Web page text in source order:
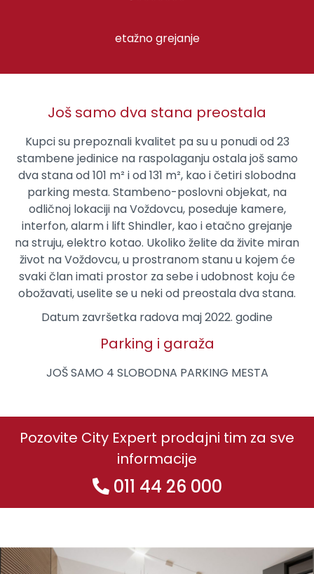
etažno grejanje
Još samo dva stana preostala
Kupci su prepoznali kvalitet pa su u ponudi od 23
stambene jedinice na raspolaganju ostala još samo
dva stana od 101 m² i od 131 m², kao i četiri slobodna
parking mesta. Stambeno-poslovni objekat, na
odličnoj lokaciji na Voždovcu, poseduje kamere,
interfon, alarm i lift Shindler, kao i etačno grejanje
na struju, elektro kotao. Ukoliko želite da živite miran
život na Voždovcu, u prostranom stanu u kojem će
svaki član imati prostor za sebe i udobnost koju će
obožavati, uselite se u neki od preostala dva stana.
Datum završetka radova maj 2022. godine
Parking i garaža
JOŠ SAMO 4 SLOBODNA PARKING MESTA
Pozovite City Expert prodajni tim za sve
informacije
011 44 26 000